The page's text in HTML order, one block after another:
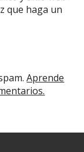
que haga un
Aprende